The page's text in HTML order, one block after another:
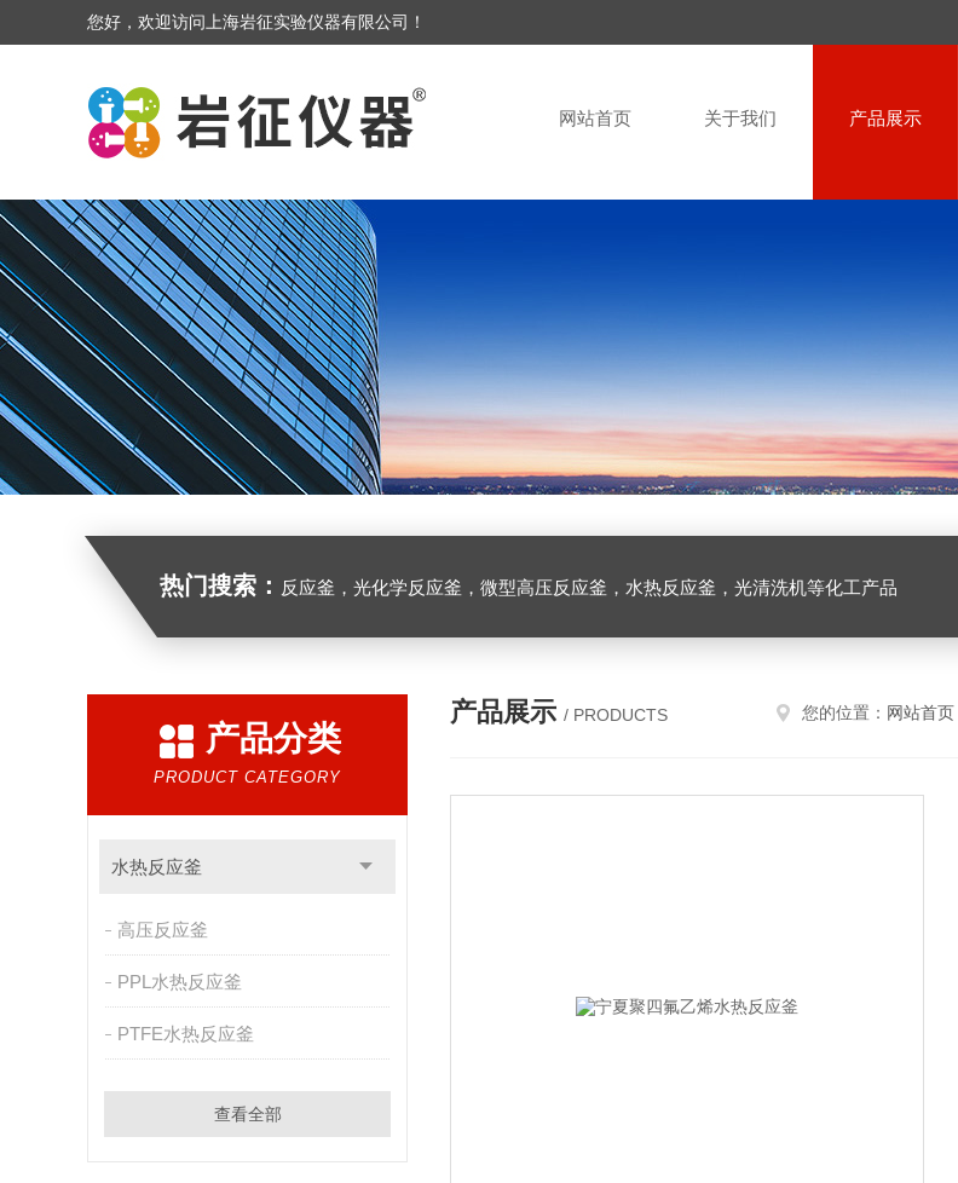
您好，欢迎访问上海岩征实验仪器有限公司！
网站首页 关于我们 产品展示
热门搜索： 反应釜，光化学反应釜，微型高压反应釜，水热反应釜，光清洗机等化工产品
产品分类
PRODUCT CATEGORY
水热反应釜
高压反应釜
PPL水热反应釜
PTFE水热反应釜
查看全部
产品展示 / PRODUCTS 您的位置： 网站首页